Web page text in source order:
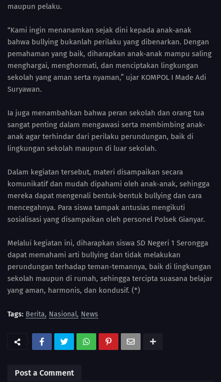
maupun pelaku.
“Kami ingin menanamkan sejak dini kepada anak-anak
bahwa bullying bukanlah perilaku yang dibenarkan. Dengan
pemahaman yang baik, diharapkan anak-anak mampu saling
menghargai, menghormati, dan menciptakan lingkungan
sekolah yang aman serta nyaman,” ujar KOMPOL I Made Adi
Suryawan.
Ia juga menambahkan bahwa peran sekolah dan orang tua
sangat penting dalam mengawasi serta membimbing anak-
anak agar terhindar dari perilaku perundungan, baik di
lingkungan sekolah maupun di luar sekolah.
Dalam kegiatan tersebut, materi disampaikan secara
komunikatif dan mudah dipahami oleh anak-anak, sehingga
mereka dapat mengenali bentuk-bentuk bullying dan cara
mencegahnya. Para siswa tampak antusias mengikuti
sosialisasi yang disampaikan oleh personel Polsek Gianyar.
Melalui kegiatan ini, diharapkan siswa SD Negeri 1 Serongga
dapat memahami arti bullying dan tidak melakukan
perundungan terhadap teman-temannya, baik di lingkungan
sekolah maupun di rumah, sehingga tercipta suasana belajar
yang aman, harmonis, dan kondusif. (*)
Tags: Berita Nasional News
Post a Comment